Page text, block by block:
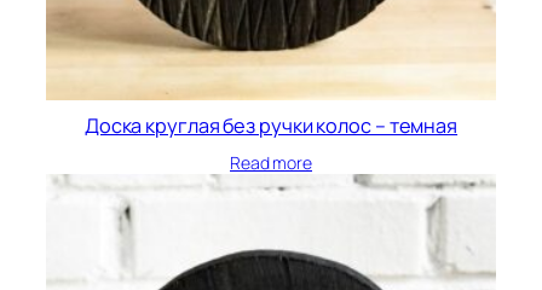
Доска круглая без ручки колос – темная
Read more